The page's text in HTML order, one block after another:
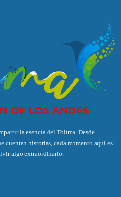
la esencia del Tolima. Desde
cuentan historias, cada momento aquí es
algo extraordinario.